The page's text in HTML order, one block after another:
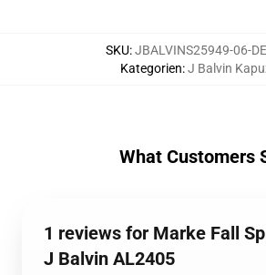
SKU:JBALVINS25949-06-
Kategorien:J Balvin
What Customers
1 reviews for Marke Fall
J Balvin AL2405